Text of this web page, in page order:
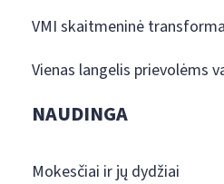
VMI skaitmeninė
Vienas langelis prievolėms
NAUDINGA
Mokesčiai ir jų dydžiai